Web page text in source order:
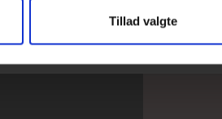
Tillad valgte